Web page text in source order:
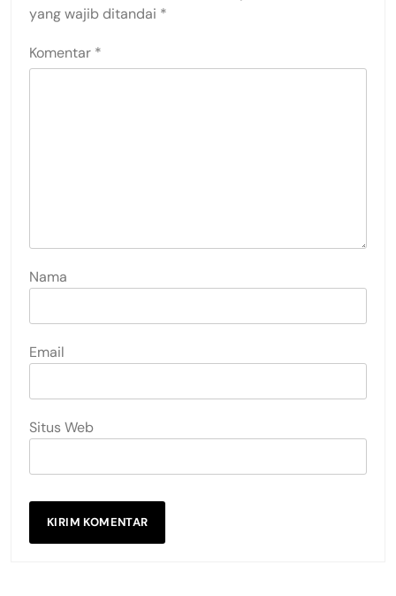
yang wajib ditandai *
Komentar *
Nama
Email
Situs Web